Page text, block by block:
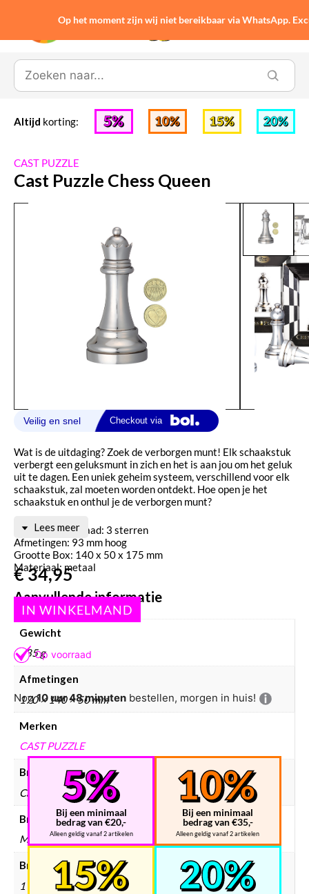
Altijd korting:
Wat is de uitdaging? Zoek de verborgen munt! Elk schaakstuk
verbergt een geluksmunt in zich en het is aan jou om het geluk
uit te dagen. Een uniek geheim systeem, verschillend voor elk
schaakstuk, zal moeten worden ontdekt. Hoe open je het
schaakstuk en onthul je de verborgen munt?
Moeilijkheidsgraad: 3 sterren
Afmetingen: 93 mm hoog
Grootte Box: 140 x 50 x 175 mm
Materiaal: metaal
Aanvullende informatie
Gewicht
285 g
Afmetingen
170 × 140 × 50 mm
Merken
CAST PUZZLE
Breinbreker merken
Cast Puzzle
Breinbreker materiaal
Metaal
Breinbreker aantal spelers
1
Lees meer
€34,95
Nog10 uur 48 minuten bestellen, morgen in huis!
CAST PUZZLE
Cast Puzzle Chess Queen
Bij een minimaal
bedrag van €20,-
Alleen geldig vanaf 2 artikelen
Bij een minimaal
bedrag van €35,-
Alleen geldig vanaf 2 artikelen
Op het moment zijn wij niet bereikbaar via WhatsApp.